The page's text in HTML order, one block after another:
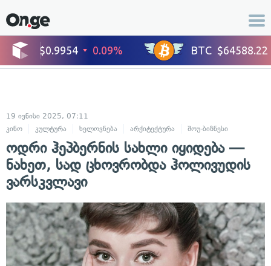
19 ივნისი 2025, 07:11
კინო
კულტურა ხელოვნება არქიტექტურა შოუ-ბიზნესი
ოდრი ჰეპბერნის სახლი იყიდება —
ნახეთ, სად ცხოვრობდა ჰოლივუდის
ვარსკვლავი